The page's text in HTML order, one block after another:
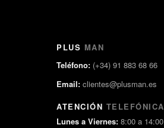
PLUS MAN
Teléfono: (+34) 91 883 68 66
Email: clientes@plusman.es
ATENCIÓN TELEFÓNICA
Lunes a Viernes: 8:00 a 14:00